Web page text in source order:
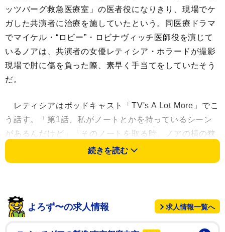
ッツバーグ救急医療室」の医者役になりきり、現場でケ
ガした共演者に治療を施していたという。同医療ドラマ
でマイケル・“ロビー”・ロビナヴィッチ医師役を演じて
いるノアは、共演者の女優レティシア・ホラードが撮影
現場で肘に傷を負った際、素早く手当てをしていたそう
だ。
レティシアはポッドキャスト「TV's A Lot More」でこ
う話す。「第1話、私がノートとかを持っているシーン
があるんだけど」「そのノートを取る時、ノアの横の狭
い空間を通り過ぎる必要があった」「そして、通るたび
に肘をぶつけてしまっていたの」「アドレナリンが出て
いた」「だから『こんなところに血のりをつけたのは
誰？』って言ったわ。そしたらノアが『たぶん君だよ』
続きを読む
よろず〜の求人情報 求人情報一覧へ